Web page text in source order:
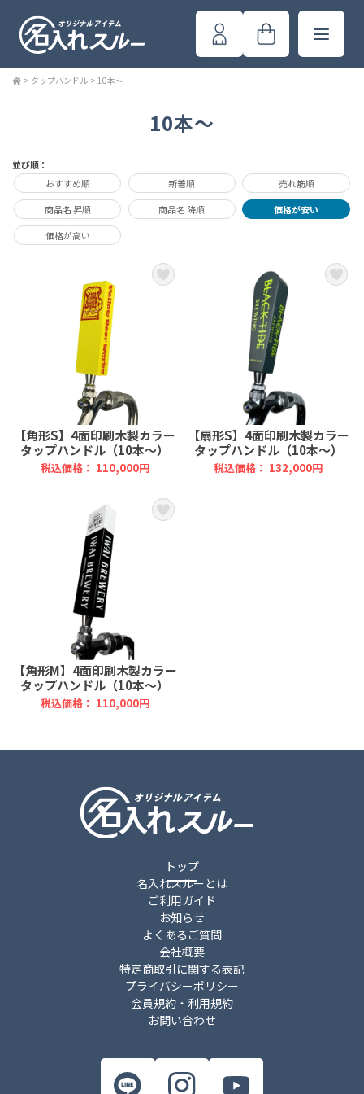
> タップハンドル > 10本～
10本～
並び順：
おすすめ順
新着順 売れ筋順
商品名 昇順 商品名 降順 価格が安い
価格が高い
【角形S】4面印刷木製カラー
タップハンドル（10本～）
税込価格： 110,000円
【扇形S】4面印刷木製カラー
タップハンドル（10本～）
税込価格： 132,000円
【角形M】4面印刷木製カラー
タップハンドル（10本～）
税込価格： 110,000円
トップ
名入れスルーとは
ご利用ガイド
お知らせ
よくあるご質問
会社概要
特定商取引に関する表記
プライバシーポリシー
会員規約・利用規約
お問い合わせ